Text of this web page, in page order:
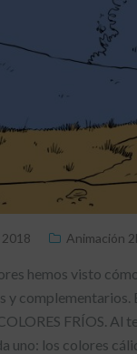
Animación
hemos visto
complementarios.
FRÍOS.
uno: los colores